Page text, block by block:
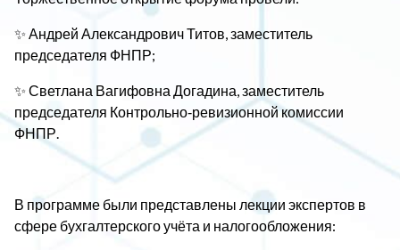
✨ Андрей Александрович Титов, заместитель
председателя ФНПР;
✨ Светлана Вагифовна Догадина, заместитель
председателя Контрольно‑ревизионной комиссии
ФНПР.
В программе были представлены лекции экспертов в
сфере бухгалтерского учёта и налогообложения: